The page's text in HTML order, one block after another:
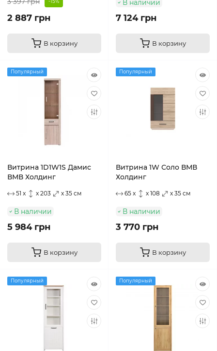
2 887 грн
В корзину
В наличии
7 124 грн
В корзину
Популярный
Витрина 1D1W1S Дамис
ВМВ Холдинг
51 x x 203 x 35 см
В наличии
5 984 грн
В корзину
Популярный
Витрина 1W Соло ВМВ
Холдинг
65 x x 108 x 35 см
В наличии
3 770 грн
В корзину
Популярный Популярный